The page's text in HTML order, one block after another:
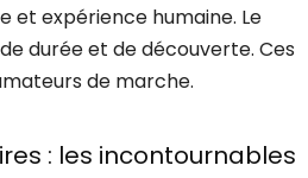
expérience humaine. Le
durée et de découverte. Ces
de marche.
: les incontournables